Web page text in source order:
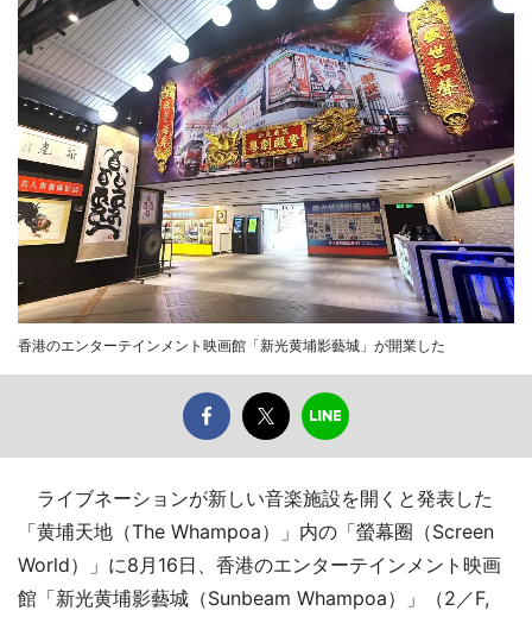
香港のエンターテインメント映画館「新光黄埔影藝城」が開業した
ライブネーションが新しい音楽施設を開くと発表した
「黄埔天地（The Whampoa）」内の「螢幕圈（Screen
World）」に8月16日、香港のエンターテインメント映画
館「新光黄埔影藝城（Sunbeam Whampoa）」（2／F,